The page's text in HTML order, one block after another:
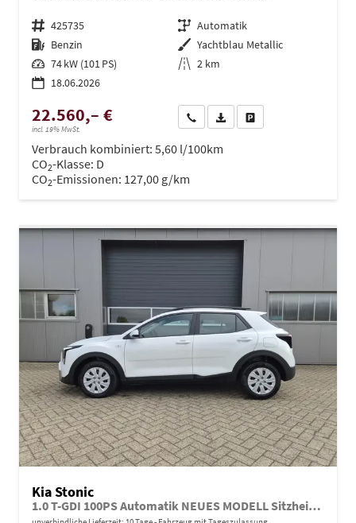
Fahrzeugnr. 425735 Getriebe Automatik
Kraftstoff Benzin Außenfarbe Yachtblau Metallic
Leistung 74 kW (101 PS) Kilometerstand 2 km
18.06.2026
22.560,– €
incl. 19% MwSt.
Wir rufen Sie anPDF-Datei, Fahrzeugexposé
Verbrauch kombiniert: 5,60 l/100km
CO2-Klasse: D
CO2-Emissionen: 127,00 g/km
Kia Stonic
1.0 T-GDI 100PS Automatik NEUES MODELL Sitzheizung Lenkradheizung PDC v+h Rückf.Kamera Klima Bluetooth Touchscreen Apple CarPlay Android Auto Tempomat